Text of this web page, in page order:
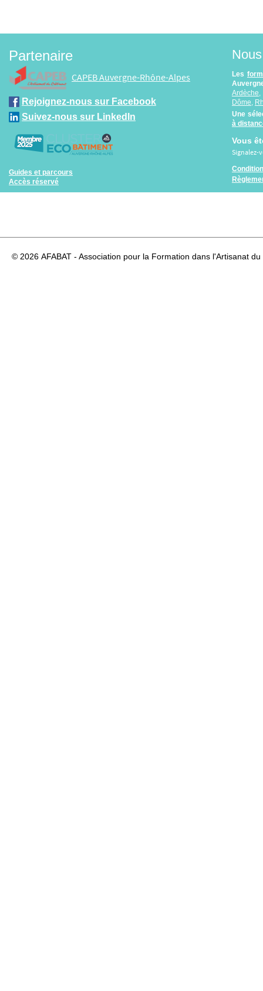
Partenaire
CAPEB Auvergne-Rhône-Alpes
Rejoignez-nous sur Facebook
Suivez-nous sur LinkedIn
Guides et parcours
Accès réservé
Les
Ardèche
Dôme,
Une
à
Vous
Signalez-
© 2026 AFABAT - Association pour la Formation dans l'Artisanat du